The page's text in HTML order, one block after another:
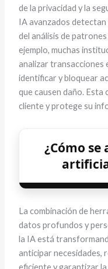
de la privacidad y la
IA avanzados
del análisis de
ejemplo, muchas
analizar transacciones
identificar y bloquear
que causen daño. Esta
cliente y protege su
¿Cómo
La combinación de
datos profundos y
la IA está
anticipar necesidades,